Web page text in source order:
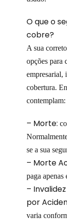
O que o
cobre?
A sua
opções para
empresarial,
cobertura.
contemplam:
– Morte:
se a sua
– Morte
paga apenas
–
por
varia